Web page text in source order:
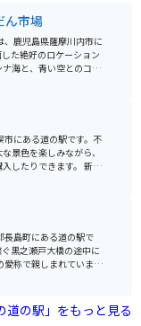
ん市場
、鹿児島県薩摩川内市に
た絶好のロケーション
海と、青い空とのコン
は、遠く甑島列島を望
える、バーベキューコ
いをツーリングするラ
、休憩場所として最適
感じられる史跡や、美
で水揚げされた新鮮な
」です。あっさりとし
スープが絶品です。ま
道の駅 黒之瀬
詰まった道の駅です。
海の幸や地元グルメを
市にある道の駅です。不
景色を楽しみながら、
たりできます。 新鮮
」や、水俣の特産品を
めることができる「夕
な雰囲気を楽しむこと
。周辺には、環境問題
や、美しい景色が楽し
長島町にある道の駅で
黒之瀬戸大橋の途中に
愛称で親しまれていま
ことができます。また、
産品である焼酎や、柑橘
道の駅」をもっと見る